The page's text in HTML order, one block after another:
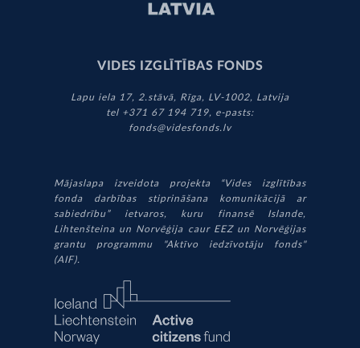
VIDES IZGLĪTĪBAS FONDS
Lapu iela 17, 2.stāvā, Rīga, LV-1002, Latvija
tel +371 67 194 719, e-pasts:
fonds@videsfonds.lv
Mājaslapa izveidota projekta “Vides izglītības
fonda darbības stiprināšana komunikācijā ar
sabiedrību” ietvaros, kuru finansē Islande,
Lihtenšteina un Norvēģija caur EEZ un Norvēģijas
grantu programmu "Aktīvo iedzīvotāju fonds"
(AIF).